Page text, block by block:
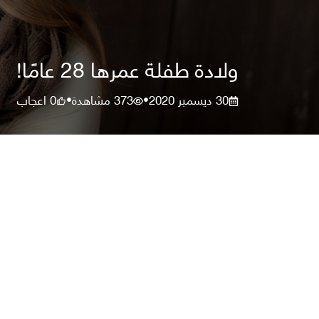
ولادة طفلة عمرها 28 عامًا!
30 ديسمبر 2020 •
373مشاهدة•
0اعجاب